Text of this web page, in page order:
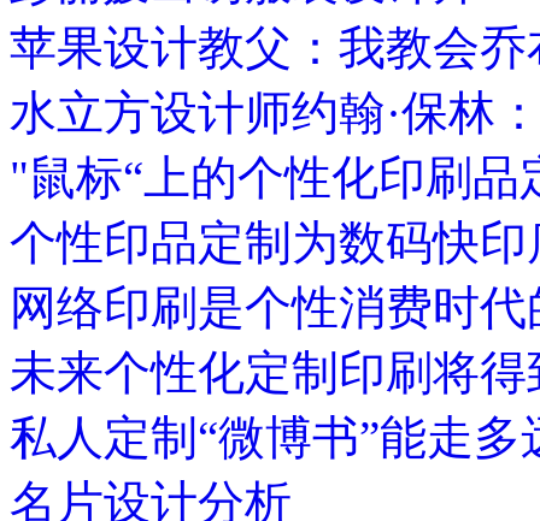
苹果设计教父：我教会
水立方设计师约翰·保林
"鼠标“上的个性化印刷品
个性印品定制为数码快
网络印刷是个性消费时
未来个性化定制印刷将
私人定制“微博书”能走多
名片设计分析